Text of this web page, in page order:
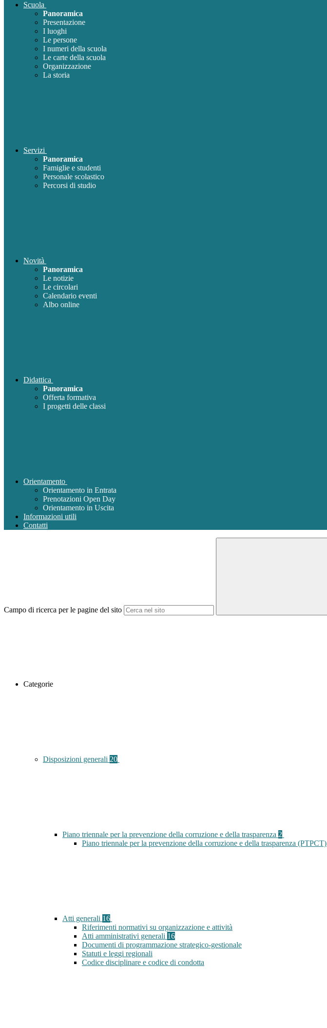
Scuola
Panoramica
Presentazione
I luoghi
Le persone
I numeri della scuola
Le carte della scuola
Organizzazione
La storia
Servizi
Panoramica
Famiglie e studenti
Personale scolastico
Percorsi di studio
Novità
Panoramica
Le notizie
Le circolari
Calendario eventi
Albo online
Didattica
Panoramica
Offerta formativa
I progetti delle classi
Orientamento
Orientamento in Entrata
Prenotazioni Open Day
Orientamento in Uscita
Informazioni utili
Contatti
Campo di ricerca per le pagine del sito
Categorie
Disposizioni generali 20
Piano triennale per la prevenzione della corruzione e della trasparenza 2
Piano triennale per la prevenzione della corruzione e della trasparenza (PTPCT)
Atti generali 16
Riferimenti normativi su organizzazione e attività
Atti amministrativi generali 16
Documenti di programmazione strategico-gestionale
Statuti e leggi regionali
Codice disciplinare e codice di condotta